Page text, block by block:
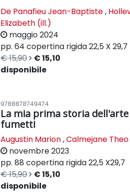
De Panafieu Jean-Baptiste,
Elizabeth (ill.)
maggio 2024
pp. 64 copertina rigida22,5 X 29,7
€ 15,90
€ 15,10
disponibile
9788878749474
La mia prima storia
fumetti
Augustin Marion,Calmejane
novembre 2023
pp. 88 copertina rigida22,5 X29,7
€ 15,90
€ 15,10
disponibile